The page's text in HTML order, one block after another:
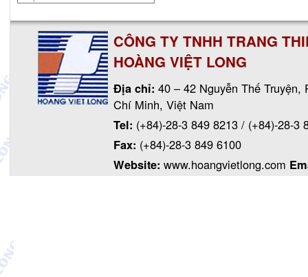
CÔNG TY TNHH TRANG
HOÀNG VIỆT LONG
Địa chỉ: 40 – 42 Nguyễn Thế
Chí Minh, Việt Nam
Tel: (+84)-28-3 849 8213 / (+84)-28-3
Fax: (+84)-28-3 849 6100
Website: www.hoangvietlong.com